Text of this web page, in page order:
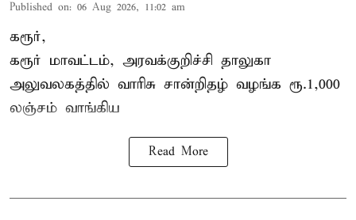
Published on: 06 Aug 2026, 11:02 am
கரூர்,
கரூர் மாவட்டம், அரவக்குறிச்சி தாலுகா
அலுவலகத்தில் வாரிசு சான்றிதழ் வழங்க ரூ.1,000
லஞ்சம் வாங்கிய
Read More